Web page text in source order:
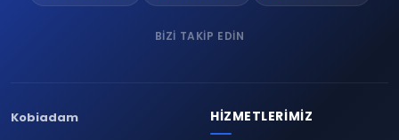
BIZI TAKIP EDIN
Kobiadam
HIZMETLERIMIZ